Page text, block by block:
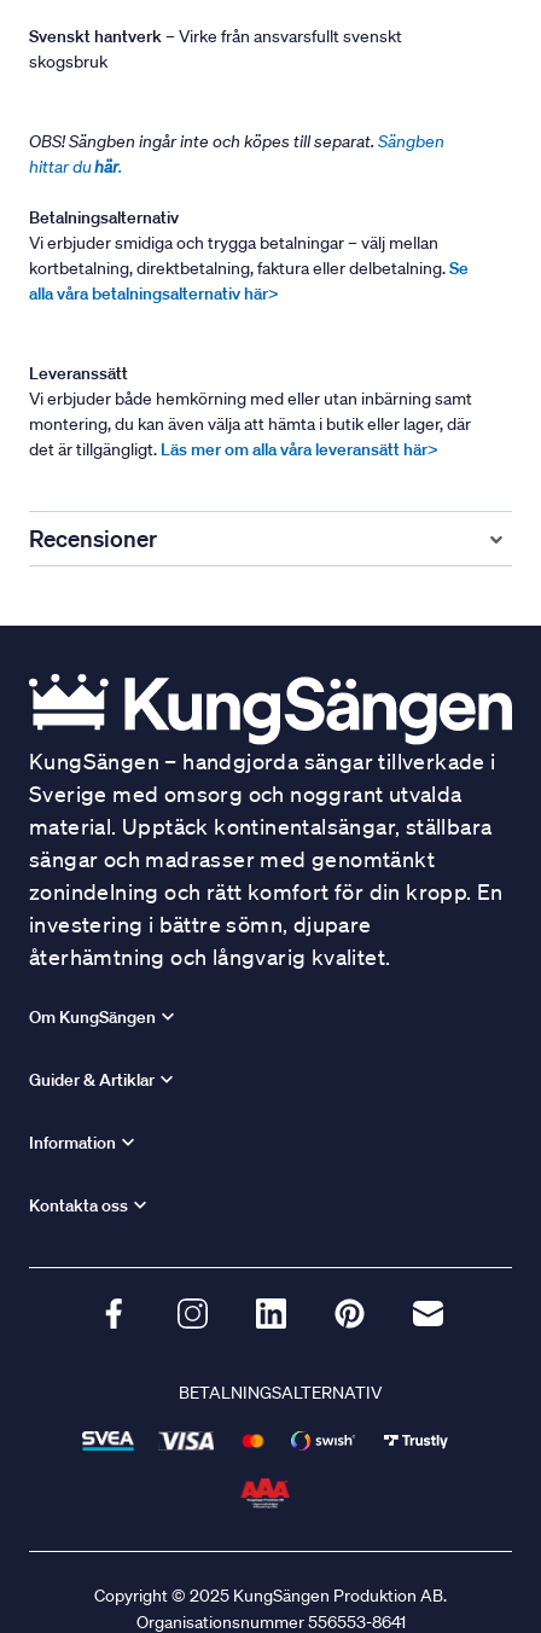
Svenskt hantverk– Virke från ansvarsfullt svenskt
skogsbruk
OBS! Sängben ingår inte och köpes till separat. Sängben
hittar duhär.
Betalningsalternativ
Vi erbjuder smidiga och trygga betalningar – välj mellan
kortbetalning, direktbetalning, faktura eller delbetalning.Se
alla våra betalningsalternativ här>
Leveranssätt
Vi erbjuder både hemkörning med eller utan inbärning samt
montering, du kan även välja att hämta i butik eller lager, där
det är tillgängligt. Läs mer om alla våra leveransätt här>
Recensioner
KungSängen – handgjorda sängar tillverkade i
Sverige med omsorg och noggrant utvalda
material. Upptäck kontinentalsängar, ställbara
sängar och madrasser med genomtänkt
zonindelning och rätt komfort för din kropp. En
investering i bättre sömn, djupare
återhämtning och långvarig kvalitet.
Om KungSängen
Guider & Artiklar
Information
Kontakta oss
BETALNINGSALTERNATIV
Copyright © 2025 KungSängen Produktion AB.
Organisationsnummer 556553-8641